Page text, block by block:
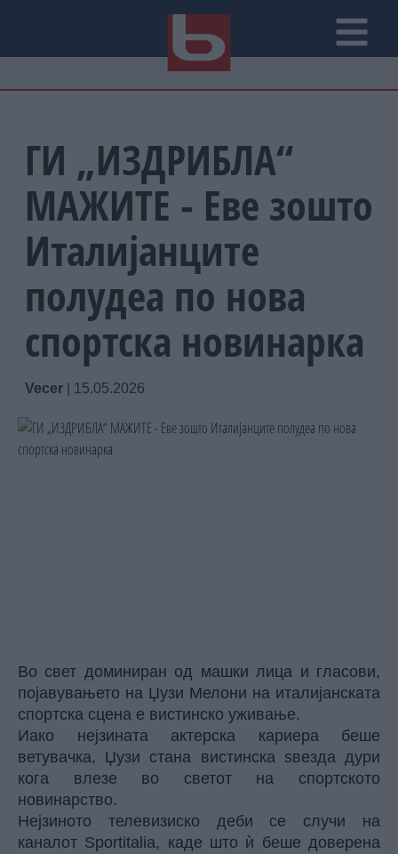
ГИ „ИЗДРИБЛА“
МАЖИТЕ - Еве зошто
Италијанците
полудеа по нова
спортска новинарка
Vecer 15.05.2026
Во свет доминиран од машки лица и гласови,
појавувањето на Џузи Мелони на италијанската
спортска сцена е вистинско уживање.
Иако нејзината актерска кариера беше
ветувачка, Џузи стана вистинска ѕвезда дури
кога влезе во светот на спортското
новинарство.
Нејзиното телевизиско деби се случи на
каналот Sportitalia, каде што ѝ беше доверена